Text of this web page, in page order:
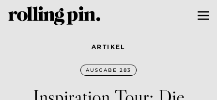
ARTIKEL
AUSGABE 283